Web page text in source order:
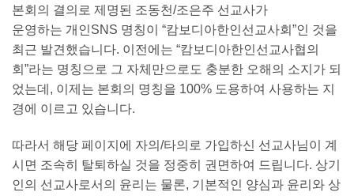
본회의 결의로 제명된 조동천/조은주 선교사가
운영하는 개인SNS 명칭이 “캄보디아한인선교사회”인 것을
최근 발견했습니다. 이전에는 “캄보디아한인선교사협의
회”라는 명칭으로 그 자체만으로도 충분한 오해의 소지가 되
었는데, 이제는 본회의 명칭을 100% 도용하여 사용하는 지
경에 이르고 있습니다.
따라서 해당 페이지에 자의/타의로 가입하신 선교사님이 계
시면 조속히 탈퇴하실 것을 정중히 권면하여 드립니다. 상기
인의 선교사로서의 윤리는 물론, 기본적인 양심과 윤리와 상